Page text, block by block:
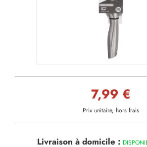
7,99 €
Prix unitaire, hors frais
Livraison à domicile :